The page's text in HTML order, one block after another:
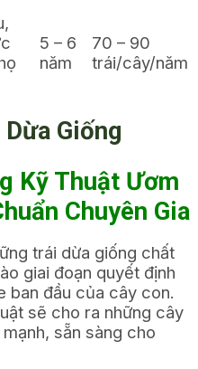
5 – 6
năm
70 – 90
trái/cây/năm
Kỹ Thuật Ươm
Chuyên Gia
trái dừa giống chất
giai đoạn quyết định
ban đầu của cây con.
sẽ cho ra những cây
sẵn sàng cho